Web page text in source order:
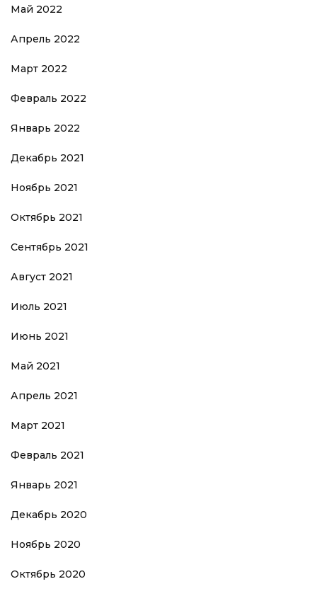
Май 2022
Апрель 2022
Март 2022
Февраль 2022
Январь 2022
Декабрь 2021
Ноябрь 2021
Октябрь 2021
Сентябрь 2021
Август 2021
Июль 2021
Июнь 2021
Май 2021
Апрель 2021
Март 2021
Февраль 2021
Январь 2021
Декабрь 2020
Ноябрь 2020
Октябрь 2020